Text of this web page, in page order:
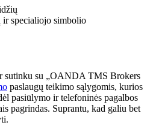
ir specialiojo simbolio
sutinku su „OANDA TMS Brokers
paslaugų teikimo sąlygomis, kurios
pasiūlymo ir telefoninės pagalbos
pagrindas. Suprantu, kad galiu bet